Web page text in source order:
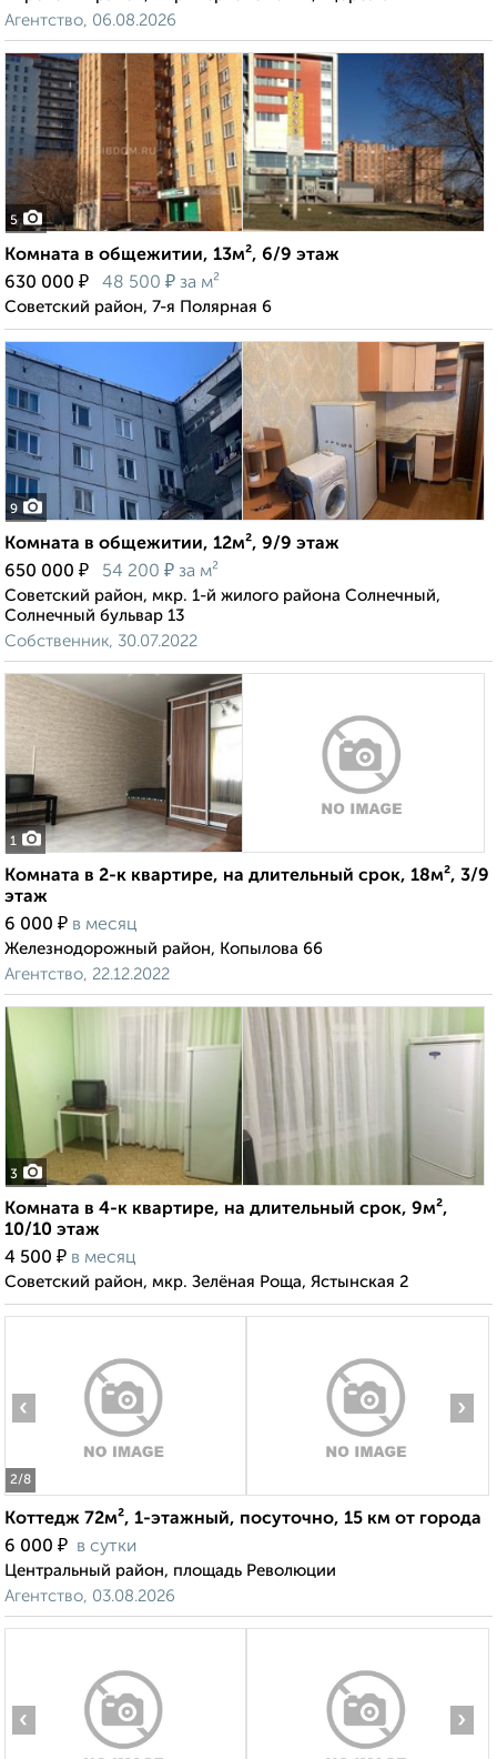
Агентство, 06.08.2026
5
Комната в общежитии, 13м², 6/9 этаж
630 000 ₽ 48 500 ₽ за м²
Советский район, 7-я Полярная 6
9
Комната в общежитии, 12м², 9/9 этаж
650 000 ₽ 54 200 ₽ за м²
Советский район, мкр. 1-й жилого района Солнечный,
Солнечный бульвар 13
Собственник, 30.07.2022
1
Комната в 2-к квартире, на длительный срок, 18м², 3/9
этаж
6 000 ₽ в месяц
Железнодорожный район, Копылова 66
Агентство, 22.12.2022
3
Комната в 4-к квартире, на длительный срок, 9м²,
10/10 этаж
4 500 ₽ в месяц
Советский район, мкр. Зелёная Роща, Ястынская 2
2/8
‹ ›
Коттедж 72м², 1-этажный, посуточно, 15 км от города
6 000 ₽ в сутки
Центральный район, площадь Революции
Агентство, 03.08.2026
‹ ›